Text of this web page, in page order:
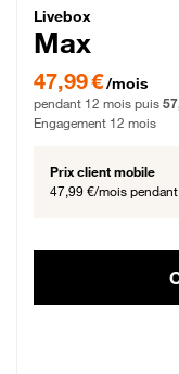
Livebox
Livebox
Max
47,99 € par mois
47,99 €/mois
pendant 12 mois puis
Engagement 12 mois
Prix client mobile
47,99 €/mois